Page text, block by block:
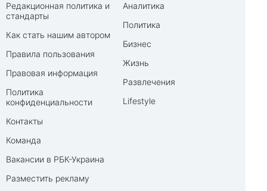
Редакционная политика и
стандарты
Как стать нашим автором
Правила пользования
Правовая информация
Политика
конфиденциальности
Контакты
Команда
Вакансии в РБК-Украина
Разместить рекламу
Аналитика
Политика
Бизнес
Жизнь
Развлечения
Lifestyle